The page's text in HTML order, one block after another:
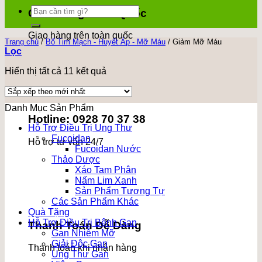
Giao Hàng Toàn Quốc
Giao hàng trên toàn quốc
Hotline: 0928 70 37 38
Hỗ trợ tư vấn 24/7
Thanh Toán Dễ Dàng
Thanh toán khi nhận hàng
Tìm
kiếm:
Trang chủ / Bổ Tim Mạch - Huyết Áp - Mỡ Máu / Giảm Mỡ Máu
Lọc
Hiển thị tất cả 11 kết quả
theo
nhất
Danh Mục Sản Phẩm
Hỗ Trợ Điều Trị Ung Thư
Fucoidan
Fucoidan Nước
Thảo Dược
Xáo Tam Phân
Nấm Lim Xanh
Sản Phẩm Tương Tự
Các Sản Phẩm Khác
Quà Tặng
Hỗ Trợ Điều Trị Bệnh Gan
Gan Nhiễm Mỡ
Giải Độc Gan
Ung Thư Gan